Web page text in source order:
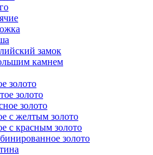
замок
камнем
золото
золото
золото
с желтым золото
с красным золото
золото